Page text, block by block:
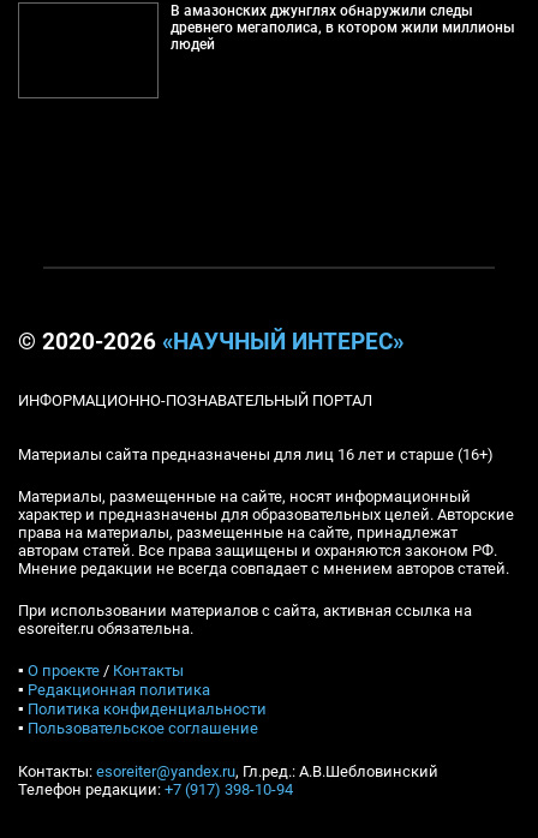
В амазонских джунглях обнаружили следы
древнего мегаполиса, в котором жили миллионы
людей
© 2020-2026 «НАУЧНЫЙ ИНТЕРЕС»
ИНФОРМАЦИОННО-ПОЗНАВАТЕЛЬНЫЙ ПОРТАЛ
Материалы сайта предназначены для лиц 16 лет и старше (16+)
Материалы, размещенные на сайте, носят информационный
характер и предназначены для образовательных целей. Авторские
права на материалы, размещенные на сайте, принадлежат
авторам статей. Все права защищены и охраняются законом РФ.
Мнение редакции не всегда совпадает с мнением авторов статей.
При использовании материалов с сайта, активная ссылка на
esoreiter.ru обязательна.
▪ О проекте / Контакты
▪ Редакционная политика
▪ Политика конфиденциальности
▪ Пользовательское соглашение
Контакты: esoreiter@yandex.ru, Гл.ред.: А.В.Шебловинский
Телефон редакции: +7 (917) 398-10-94